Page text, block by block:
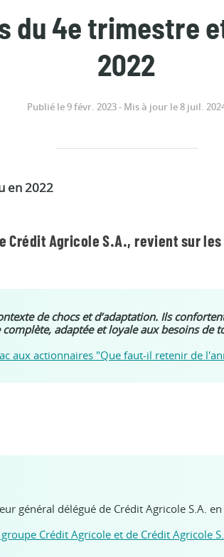
du 4e trimestre
2022
Publié le 9 févr. 2023 - Mis à jour le 8 juil.
en 2022
Crédit Agricole S.A., revient sur
de chocs et d’adaptation. Ils
adaptée et loyale aux besoins de
aux actionnaires "Que faut-il retenir de
général délégué de Crédit Agricole S.A.
Crédit Agricole et de Crédit Agricole